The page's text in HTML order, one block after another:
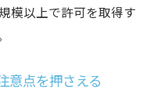
解体工事の注意点
順を解説
すべきポイントを
模以上で許可を取得す
意点を押さえる